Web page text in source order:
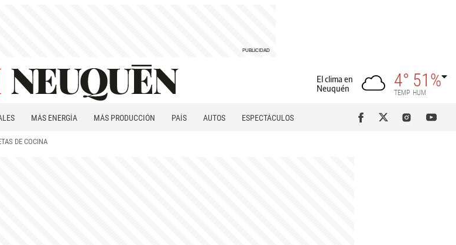
El clima en
Neuquén
4°
TEMP
51%
HUM
MÁS ENERGÍA MÁS PRODUCCIÓN PAÍS AUTOS
ESPECTÁCULOS
DE COCINA